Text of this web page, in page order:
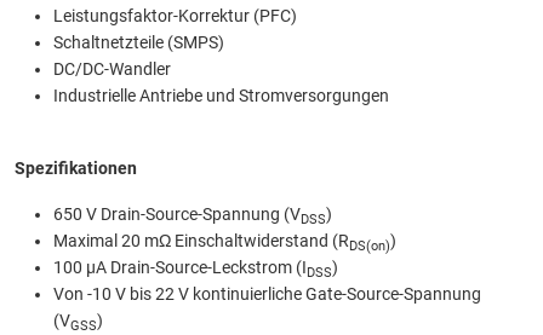
Leistungsfaktor-Korrektur (PFC)
Schaltnetzteile (SMPS)
DC/DC-Wandler
Industrielle Antriebe und Stromversorgungen
Spezifikationen
650 V Drain-Source-Spannung (VDSS)
Maximal 20 mΩ Einschaltwiderstand (RDS(on))
100 µA Drain-Source-Leckstrom (IDSS)
Von -10 V bis 22 V kontinuierliche Gate-Source-Spannung
(VGSS)